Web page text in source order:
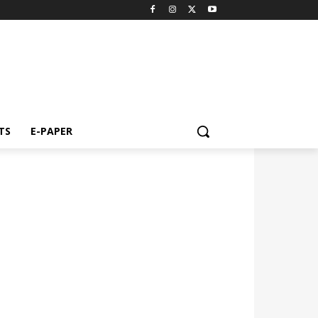
E-PAPER